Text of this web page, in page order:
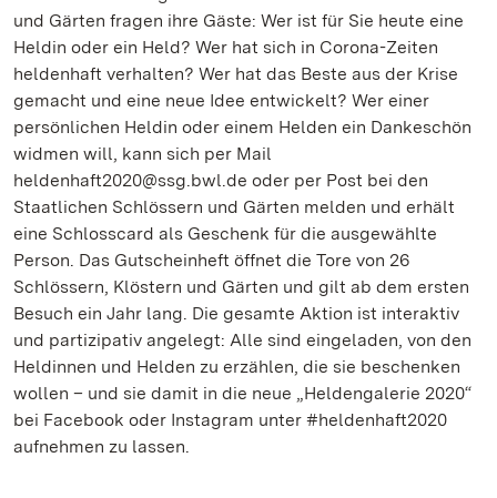
und Gärten fragen ihre Gäste: Wer ist für Sie heute eine
Heldin oder ein Held? Wer hat sich in Corona-Zeiten
heldenhaft verhalten? Wer hat das Beste aus der Krise
gemacht und eine neue Idee entwickelt? Wer einer
persönlichen Heldin oder einem Helden ein Dankeschön
widmen will, kann sich per Mail
heldenhaft2020@ssg.bwl.de oder per Post bei den
Staatlichen Schlössern und Gärten melden und erhält
eine Schlosscard als Geschenk für die ausgewählte
Person. Das Gutscheinheft öffnet die Tore von 26
Schlössern, Klöstern und Gärten und gilt ab dem ersten
Besuch ein Jahr lang. Die gesamte Aktion ist interaktiv
und partizipativ angelegt: Alle sind eingeladen, von den
Heldinnen und Helden zu erzählen, die sie beschenken
wollen – und sie damit in die neue „Heldengalerie 2020“
bei Facebook oder Instagram unter #heldenhaft2020
aufnehmen zu lassen.